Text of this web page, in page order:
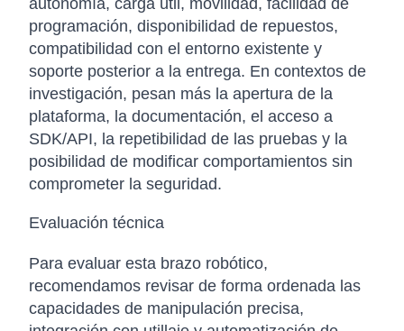
autonomía, carga útil, movilidad, facilidad de
programación, disponibilidad de repuestos,
compatibilidad con el entorno existente y
soporte posterior a la entrega. En contextos de
investigación, pesan más la apertura de la
plataforma, la documentación, el acceso a
SDK/API, la repetibilidad de las pruebas y la
posibilidad de modificar comportamientos sin
comprometer la seguridad.
Evaluación técnica
Para evaluar esta brazo robótico,
recomendamos revisar de forma ordenada las
capacidades de manipulación precisa,